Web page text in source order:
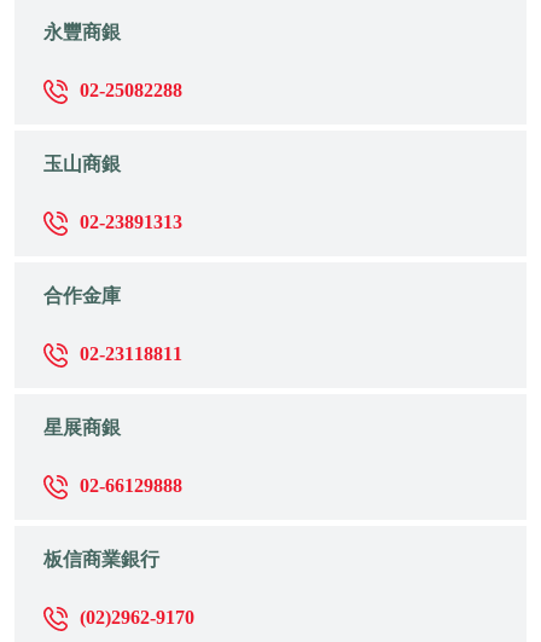
永豐商銀
02-25082288
玉山商銀
02-23891313
合作金庫
02-23118811
星展商銀
02-66129888
板信商業銀行
(02)2962-9170